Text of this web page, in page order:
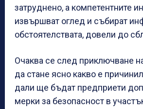
затруднено, а компетентните
извършват оглед и събират
обстоятелствата, довели до
Очаква се след приключване
да стане ясно какво е
дали ще бъдат предприети
мерки за безопасност в